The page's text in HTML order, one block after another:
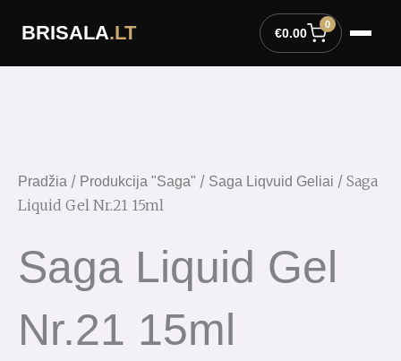
BRISALA.LT €0.00
0
Pradžia / Produkcija "Saga" / Saga Liqvuid Geliai / Saga
Liquid Gel Nr.21 15ml
Saga Liquid Gel
Nr.21 15ml
15ml